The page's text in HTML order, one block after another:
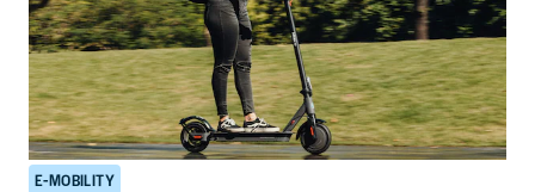
E-MOBILITY